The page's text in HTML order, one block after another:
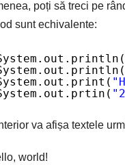
poți să treci pe
sunt echivalente:
va afișa textele
world!